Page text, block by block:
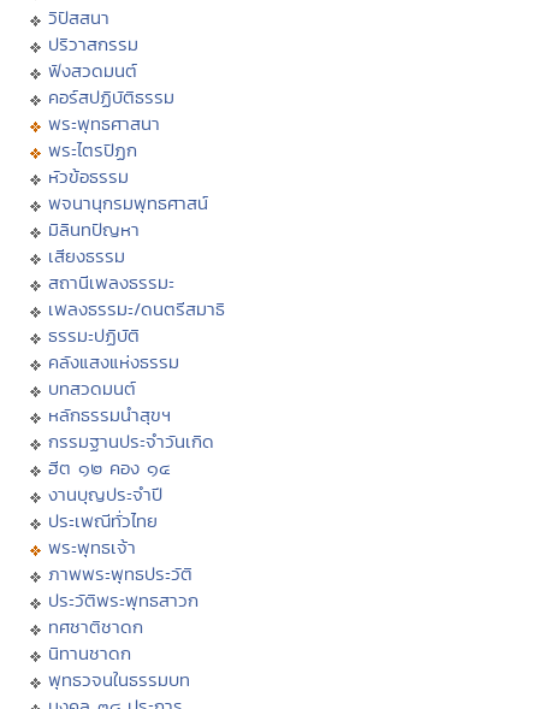
วิปัสสนา
ปริวาสกรรม
ฟังสวดมนต์
คอร์สปฏิบัติธรรม
พระพุทธศาสนา
พระไตรปิฏก
หัวข้อธรรม
พจนานุกรมพุทธศาสน์
มิลินทปัญหา
เสียงธรรม
สถานีเพลงธรรมะ
เพลงธรรมะ/ดนตรีสมาธิ
ธรรมะปฏิบัติ
คลังแสงแห่งธรรม
บทสวดมนต์
หลักธรรมนำสุขฯ
กรรมฐานประจำวันเกิด
ฮีต ๑๒ คอง ๑๔
งานบุญประจำปี
ประเพณีทั่วไทย
พระพุทธเจ้า
ภาพพระพุทธประวัติ
ประวัติพระพุทธสาวก
ทศชาติชาดก
นิทานชาดก
พุทธวจนในธรรมบท